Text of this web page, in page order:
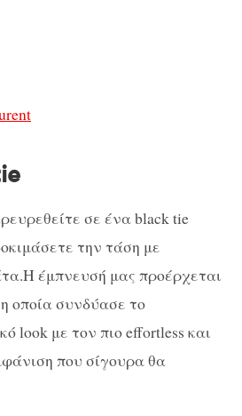
σε ένα black tie
την τάση με
έμπνευσή μας προέρχεται
οποία συνδύασε το
look με τον πιο effortless και
που σίγουρα θα